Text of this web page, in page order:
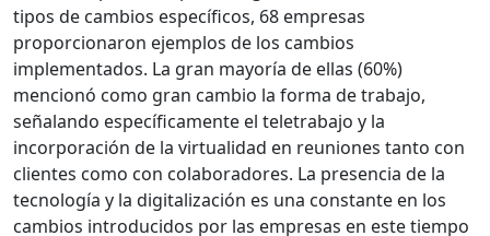
tipos de cambios específicos, 68 empresas
proporcionaron ejemplos de los cambios
implementados. La gran mayoría de ellas (60%)
mencionó como gran cambio la forma de trabajo,
señalando específicamente el teletrabajo y la
incorporación de la virtualidad en reuniones tanto con
clientes como con colaboradores. La presencia de la
tecnología y la digitalización es una constante en los
cambios introducidos por las empresas en este tiempo